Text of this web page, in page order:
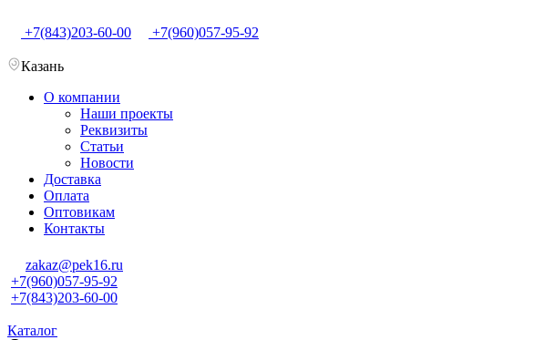
+7(843)203-60-00 +7(960)057-95-92
Казань
О компании
Наши проекты
Реквизиты
Статьи
Новости
Доставка
Оплата
Оптовикам
Контакты
zakaz@pek16.ru
+7(960)057-95-92
+7(843)203-60-00
Каталог